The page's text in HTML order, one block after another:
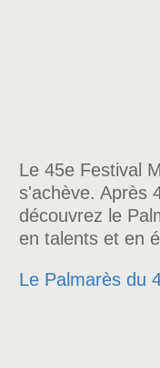
Le 45e Festival
s'achève. Après
découvrez le
en talents et en
Le Palmarès du